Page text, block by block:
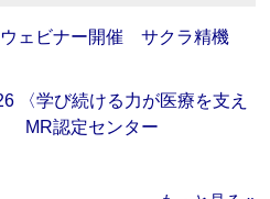
ェビナー開催 サクラ精機
〈学び続ける力が医療を支え
MR認定センター